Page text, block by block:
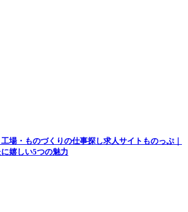
工場・ものづくりの仕事探し求人サイトものっぷ｜
嬉しい5つの魅力